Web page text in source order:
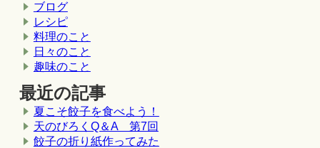
ブログ
レシピ
料理のこと
日々のこと
趣味のこと
最近の記事
夏こそ餃子を食べよう！
天のびろくQ＆A 第7回
餃子の折り紙作ってみた